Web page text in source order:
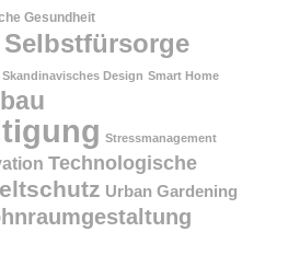
Gesundheit
Selbstfürsorge
Skandinavisches Design Smart Home
Stressmanagement
Technologische
Urban Gardening